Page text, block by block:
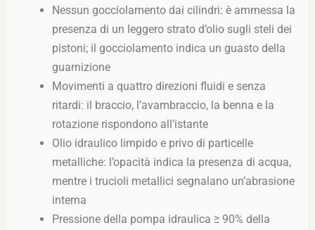
Nessun gocciolamento dai cilindri: è ammessa la
presenza di un leggero strato d’olio sugli steli dei
pistoni; il gocciolamento indica un guasto della
guarnizione
Movimenti a quattro direzioni fluidi e senza
ritardi: il braccio, l’avambraccio, la benna e la
rotazione rispondono all’istante
Olio idraulico limpido e privo di particelle
metalliche: l’opacità indica la presenza di acqua,
mentre i trucioli metallici segnalano un’abrasione
interna
Pressione della pompa idraulica ≥ 90% della